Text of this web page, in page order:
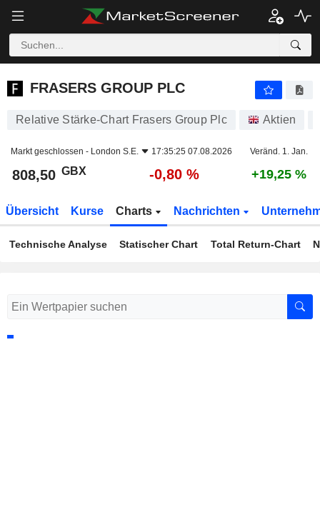
FRASERS GROUP PLC
FRASERS GROUP PLC
Relative Stärke-Chart Frasers Group Plc Aktien
Markt geschlossen - London S.E. 17:35:25 07.08.2026 Veränd. 1. Jan.
808,50 GBX -0,80 % +19,25 %
Übersicht Kurse Charts Nachrichten
Technische Analyse Statischer Chart Total Return-Chart